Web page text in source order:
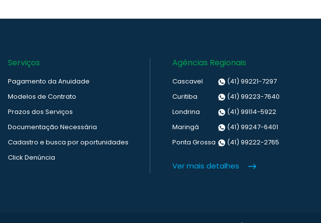
Serviços
Pagamento da Anuidade
Modelos de Contrato
Prazos dos Serviços
Documentação Necessária
Cadastro e busca por oportunidades
Click Denúncia
Agências Regionais
Cascavel
(41) 99221-7297
Curitiba
(41) 99223-7640
Londrina
(41) 99114-5922
Maringá
(41) 99247-6401
Ponta Grossa
(41) 99222-2765
Ver mais detalhes